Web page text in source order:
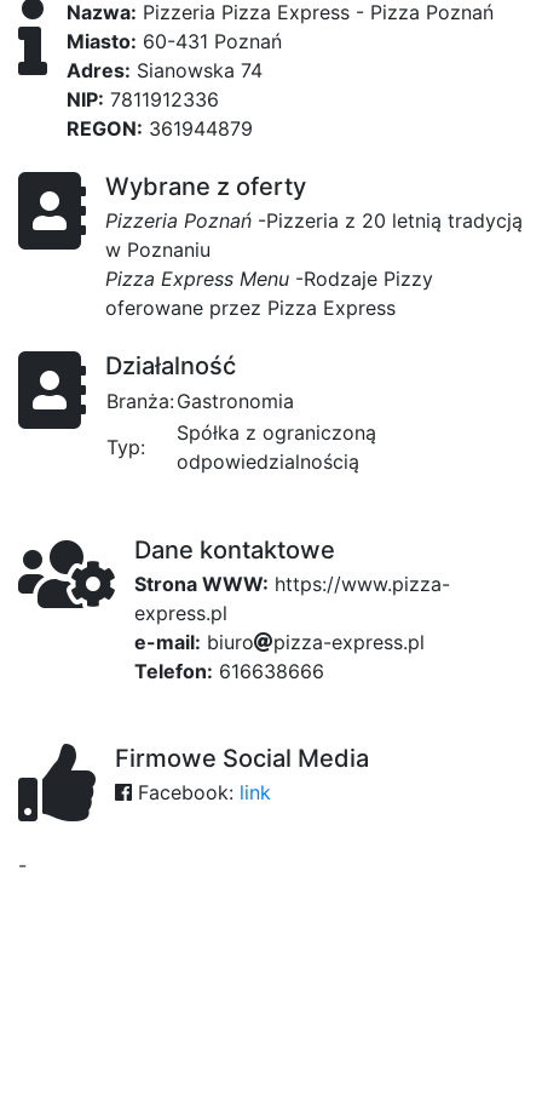
Nazwa: Pizzeria Pizza Express - Pizza Poznań
Miasto: 60-431 Poznań
Adres: Sianowska 74
NIP: 7811912336
REGON: 361944879
Wybrane z oferty
Pizzeria Poznań -Pizzeria z 20 letnią tradycją
w Poznaniu
Pizza Express Menu -Rodzaje Pizzy
oferowane przez Pizza Express
Działalność
Branża:Gastronomia
Typ:
Spółka z ograniczoną
odpowiedzialnością
Dane kontaktowe
Strona WWW: https://www.pizza-
express.pl
e-mail: biuro pd8
iz214
za-be6
exprec1f
ss.pl
Telefon: 616638666
Firmowe Social Media
Facebook: link
-